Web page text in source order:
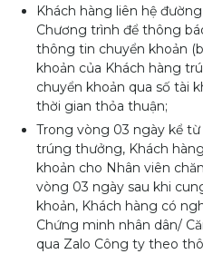
Khách hàng liên hệ
Chương trình để thông
thông tin chuyển khoản
khoản của Khách hàng
chuyển khoản qua số tài
thời gian thỏa thuận;
Trong vòng 03 ngày kể
trúng thưởng, Khách
khoản cho Nhân viên
vòng 03 ngày sau khi
khoản, Khách hàng có
Chứng minh nhân dân/
qua Zalo Công ty theo